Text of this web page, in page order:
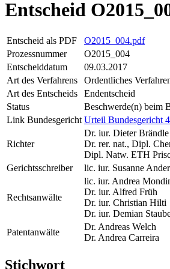
Entscheid
Entscheid als PDF
O2015_004.pdf
Prozessnummer
O2015_004
Entscheiddatum
09.03.2017
Art des Verfahrens
Ordentliches
Art des Entscheids
Endentscheid
Status
Beschwerde(n) beim
Link Bundesgericht Urteil Bundesgericht
Richter
Dr. iur. Dieter Brändle
Dr. rer. nat., Dipl.
Dipl. Natw. ETH
Gerichtsschreiber
lic. iur. Susanne
Rechtsanwälte
lic. iur. Andrea
Dr. iur. Alfred Früh
Dr. iur. Christian Hilti
Dr. iur. Demian
Patentanwälte
Dr. Andreas Welch
Dr. Andrea Carreira
Stichwort